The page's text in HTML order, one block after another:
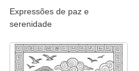
Expressões de paz e
serenidade